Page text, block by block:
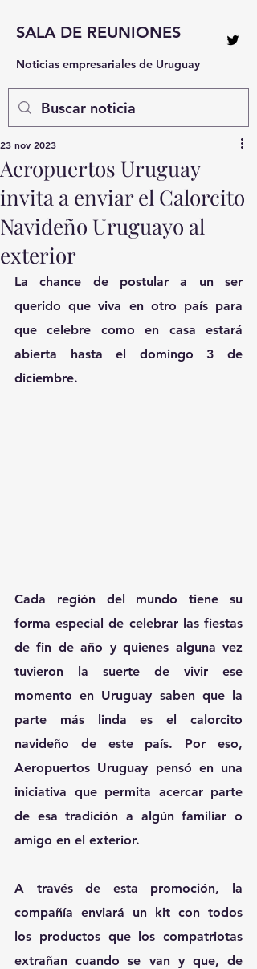
SALA DE REUNIONES
Noticias empresariales de Uruguay
Aeropuertos Uruguay
invita a enviar el Calorcito
Navideño Uruguayo al
exterior
23 nov 2023
La chance de postular a un ser
querido que viva en otro país para
que celebre como en casa estará
abierta hasta el domingo 3 de
diciembre.
Cada región del mundo tiene su
forma especial de celebrar las fiestas
de fin de año y quienes alguna vez
tuvieron la suerte de vivir ese
momento en Uruguay saben que la
parte más linda es el calorcito
navideño de este país. Por eso,
Aeropuertos Uruguay pensó en una
iniciativa que permita acercar parte
de esa tradición a algún familiar o
amigo en el exterior.
A través de esta promoción, la
compañía enviará un kit con todos
los productos que los compatriotas
extrañan cuando se van y que, de